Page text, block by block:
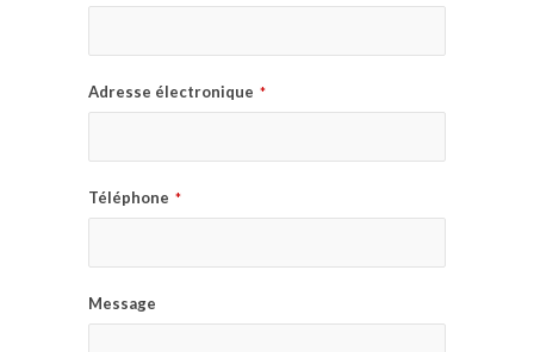
Adresse électronique *
Téléphone *
Message